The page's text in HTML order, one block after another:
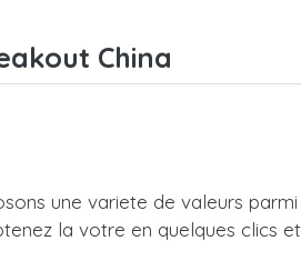
China
une variete de valeurs parmi
la votre en quelques clics et